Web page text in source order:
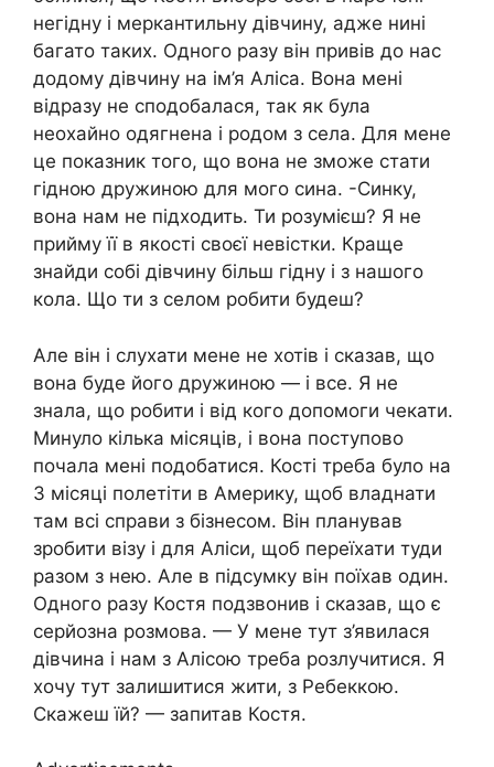
негідну і меркантильну дівчину, адже нині
багато таких. Одного разу він привів до нас
додому дівчину на ім’я Аліса. Вона мені
відразу не сподобалася, так як була
неохайно одягнена і родом з села. Для мене
це показник того, що вона не зможе стати
гідною дружиною для мого сина. -Синку,
вона нам не підходить. Ти розумієш? Я не
прийму її в якості своєї невістки. Краще
знайди собі дівчину більш гідну і з нашого
кола. Що ти з селом робити будеш?
Але він і слухати мене не хотів і сказав, що
вона буде його дружиною — і все. Я не
знала, що робити і від кого допомоги чекати.
Минуло кілька місяців, і вона поступово
почала мені подобатися. Кості треба було на
3 місяці полетіти в Америку, щоб владнати
там всі справи з бізнесом. Він планував
зробити візу і для Аліси, щоб переїхати туди
разом з нею. Але в підсумку він поїхав один.
Одного разу Костя подзвонив і сказав, що є
серйозна розмова. — У мене тут з’явилася
дівчина і нам з Алісою треба розлучитися. Я
хочу тут залишитися жити, з Ребеккою.
Скажеш їй? — запитав Костя.